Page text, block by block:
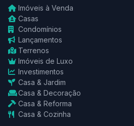
Imóveis à Venda
Casas
Condomínios
Lançamentos
Terrenos
Imóveis de Luxo
Investimentos
Casa & Jardim
Casa & Decoração
Casa & Reforma
Casa & Cozinha